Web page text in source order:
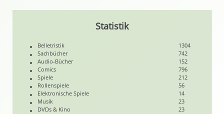
Statistik
Belletristik
1304
Sachbücher
742
Audio-Bücher
152
Comics
796
Spiele
212
Rollenspiele
56
Elektronische Spiele
14
Musik
23
DVDs & Kino
23